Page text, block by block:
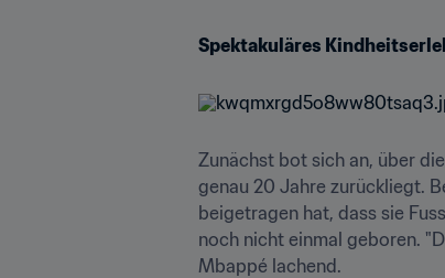
Spektakuläres
Zunächst bot sich an, über
genau 20 Jahre zurückliegt.
beigetragen hat, dass sie
noch nicht einmal geboren.
Mbappé lachend.